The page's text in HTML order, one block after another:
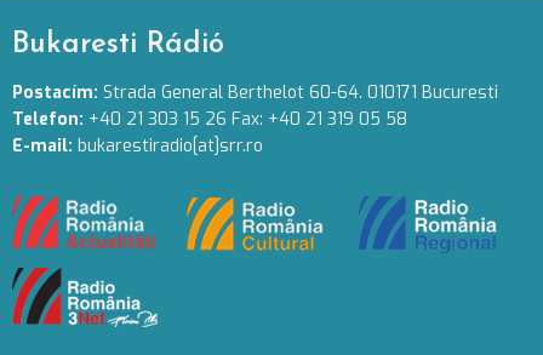
Bukaresti Rádió
Postacím: Strada General Berthelot 60-64. 010171 Bucuresti
Telefon: +40 21 303 15 26 Fax: +40 21 319 05 58
E-mail: bukarestiradio[at]srr.ro